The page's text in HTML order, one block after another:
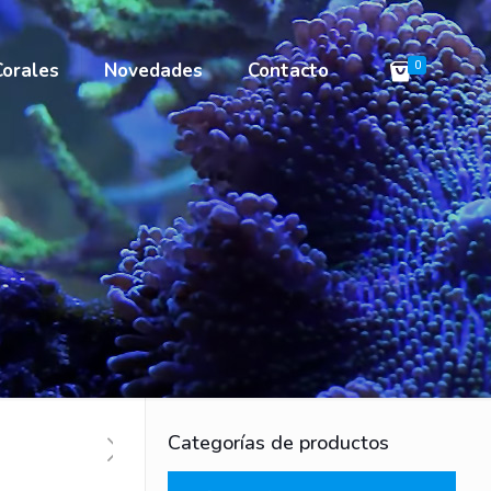
Novedades Contacto 0
Categorías de productos